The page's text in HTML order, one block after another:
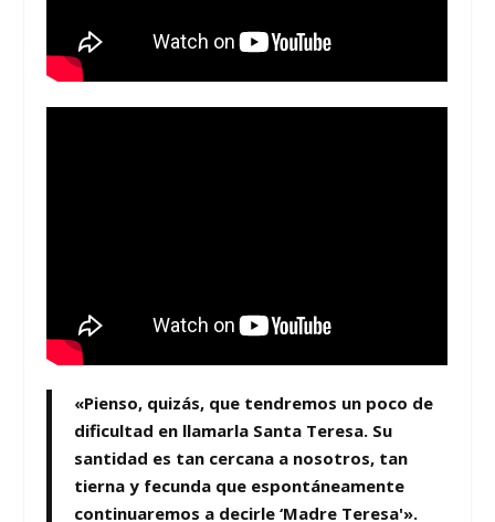
«Pienso, quizás, que tendremos un poco de
dificultad en llamarla Santa Teresa. Su
santidad es tan cercana a nosotros, tan
tierna y fecunda que espontáneamente
continuaremos a decirle ‘Madre Teresa'».